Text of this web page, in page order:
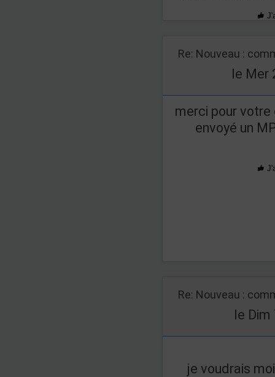
Re: Nouveau :
le Mer
merci pour
envoyé un
Re: Nouveau :
le Dim
je voudrais